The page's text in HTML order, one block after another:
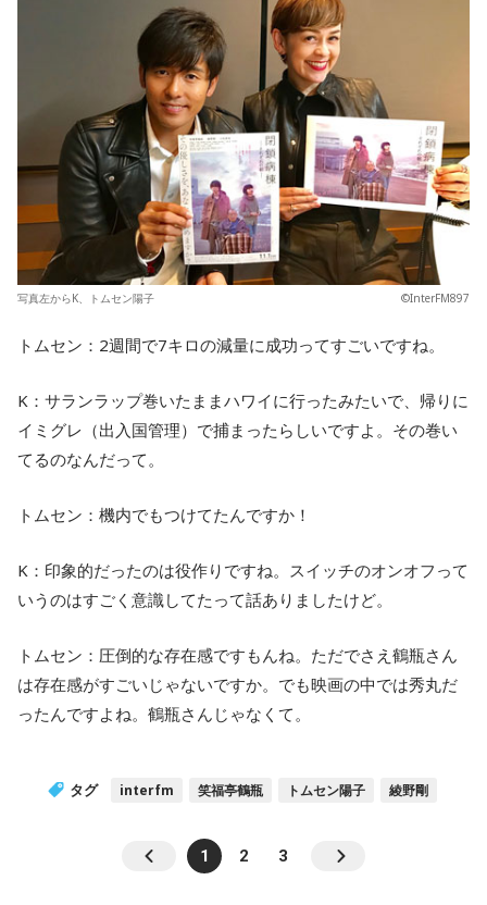
写真左からK、トムセン陽子 ©InterFM897
トムセン：2週間で7キロの減量に成功ってすごいですね。
K：サランラップ巻いたままハワイに行ったみたいで、帰りに
イミグレ（出入国管理）で捕まったらしいですよ。その巻い
てるのなんだって。
トムセン：機内でもつけてたんですか！
K：印象的だったのは役作りですね。スイッチのオンオフって
いうのはすごく意識してたって話ありましたけど。
トムセン：圧倒的な存在感ですもんね。ただでさえ鶴瓶さん
は存在感がすごいじゃないですか。でも映画の中では秀丸だ
ったんですよね。鶴瓶さんじゃなくて。
タグ interfm 笑福亭鶴瓶 トムセン陽子 綾野剛
1 2 3